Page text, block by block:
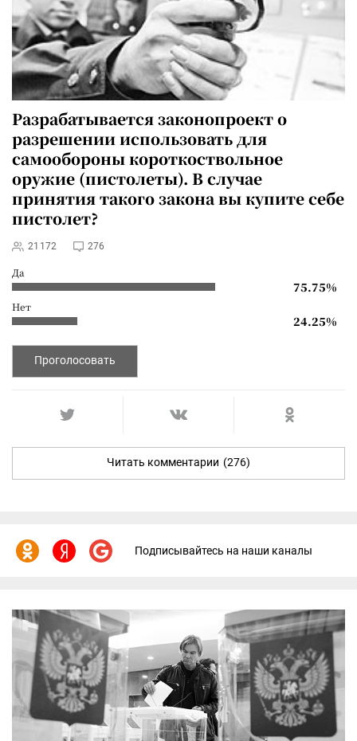
Разрабатываетсязаконопроект о
разрешении использовать для
самообороны короткоствольное
оружие (пистолеты). В случае
принятия такого закона вы купите себе
пистолет?
21172 276
Да
75.75%
Нет
24.25%
Проголосовать
Читать комментарии (276)
Подписывайтесь на наши каналы